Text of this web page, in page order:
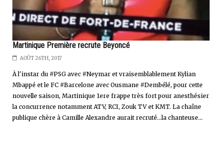
Martinique Première recrute Beyoncé
AOÛT 26TH, 2017
À l'instar du #PSG avec #Neymar et vraisemblablement Kylian
Mbappé et le FC #Barcelone avec Ousmane #Dembélé, pour cette
nouvelle saison, Martinique 1ere frappe très fort pour anesthésier
la concurrence notamment ATV, RCI, Zouk TV et KMT. La chaîne
publique chère à Camille Alexandre aurait recruté...la chanteuse...